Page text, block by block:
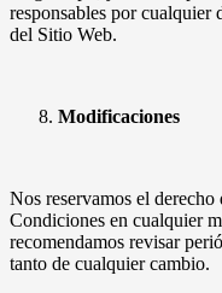
responsables por
del Sitio Web.
Modificaciones
Nos reservamos el
Condiciones en cualquier
recomendamos revisar
tanto de cualquier cambio.